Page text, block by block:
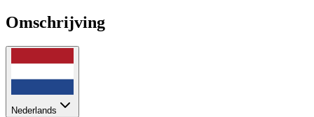
Omschrijving
Nederlands